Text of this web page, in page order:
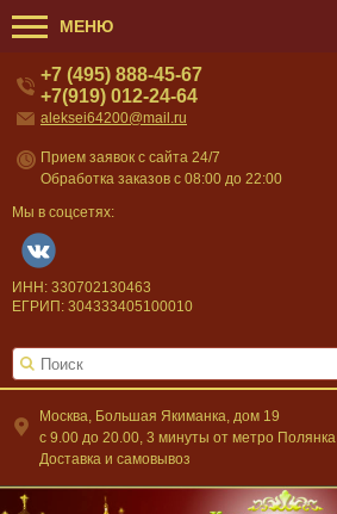
МЕНЮ
Москва, Большая Якиманка, дом 19
c 9.00 до 20.00, 3 минуты от метро Полянка
Доставка и самовывоз
+7 (495) 888-45-67
+7(919) 012-24-64
aleksei64200@mail.ru
Прием заявок с сайта 24/7
Обработка заказов с 08:00 до 22:00
Мы в соцсетях:
ИНН: 330702130463
ЕГРИП: 304333405100010